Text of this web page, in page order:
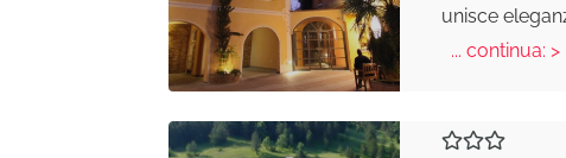
unisce
... continua: >